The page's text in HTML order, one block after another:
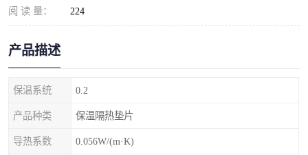
阅 读 量： 224
产品描述
保温系统 0.2
产品种类 保温隔热垫片
导热系数 0.056W/(m·K)